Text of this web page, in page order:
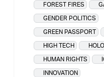
FOREST FIRES
GENDER POLITICS
GREEN PASSPORT
HIGH TECH
HUMAN RIGHTS
INNOVATION